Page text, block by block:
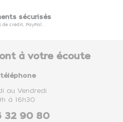
sécurisés
de crédit, PayPal...
à votre écoute
au Vendredi
à 16h30
32 90 80